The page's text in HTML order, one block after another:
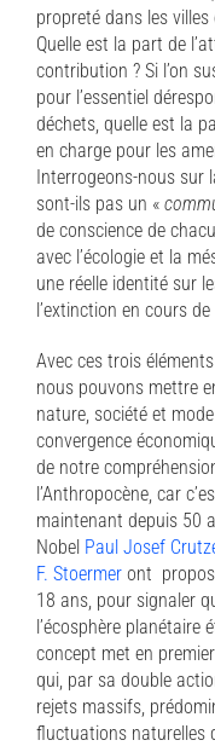
propreté dans les villes
Quelle est la part de
contribution ? Si l’on
pour l’essentiel
déchets, quelle est la
en charge pour les
Interrogeons-nous sur
sont-ils pas un «
de conscience de
avec l’écologie et la
une réelle identité sur
l’extinction en cours
Avec ces trois
nous pouvons mettre
nature, société et
convergence
de notre
l’Anthropocène, car
maintenant depuis 50
Nobel Paul Josef
F. Stoermer ont
18 ans, pour signaler
l’écosphère planétaire
concept met en
qui, par sa double
rejets massifs,
fluctuations naturelles